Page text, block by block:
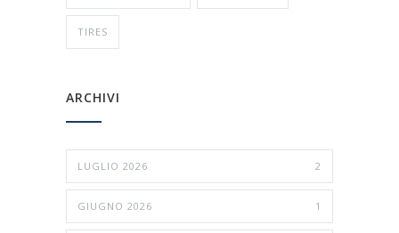
TIRES
ARCHIVI
LUGLIO 2026 2
GIUGNO 2026 1